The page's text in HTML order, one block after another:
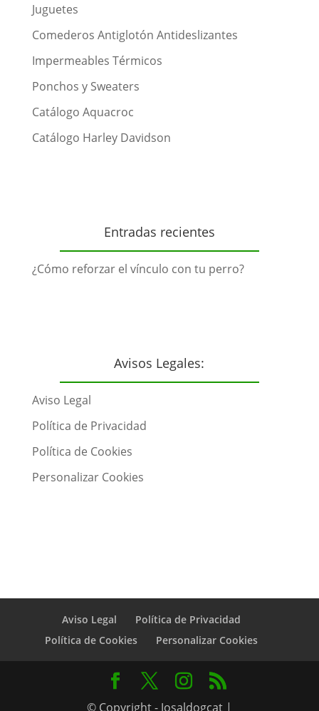
Juguetes
Comederos Antiglotón Antideslizantes
Impermeables Térmicos
Ponchos y Sweaters
Catálogo Aquacroc
Catálogo Harley Davidson
Entradas recientes
¿Cómo reforzar el vínculo con tu perro?
Avisos Legales:
Aviso Legal
Política de Privacidad
Política de Cookies
Personalizar Cookies
Aviso Legal
Política de Privacidad
Política de Cookies
Personalizar Cookies
© Copyright - Josaldogcat |